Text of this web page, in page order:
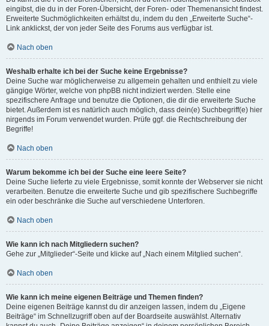
eingibst, die du in der Foren-Übersicht, der Foren- oder Themenansicht findest.
Erweiterte Suchmöglichkeiten erhältst du, indem du den „Erweiterte Suche“-
Link anklickst, der von jeder Seite des Forums aus verfügbar ist.
Nach oben
Weshalb erhalte ich bei der Suche keine Ergebnisse?
Deine Suche war möglicherweise zu allgemein gehalten und enthielt zu viele
gängige Wörter, welche von phpBB nicht indiziert werden. Stelle eine
spezifischere Anfrage und benutze die Optionen, die dir die erweiterte Suche
bietet. Außerdem ist es natürlich auch möglich, dass dein(e) Suchbegriff(e) hier
nirgends im Forum verwendet wurden. Prüfe ggf. die Rechtschreibung der
Begriffe!
Nach oben
Warum bekomme ich bei der Suche eine leere Seite?
Deine Suche lieferte zu viele Ergebnisse, somit konnte der Webserver sie nicht
verarbeiten. Benutze die erweiterte Suche und gib spezifischere Suchbegriffe
ein oder beschränke die Suche auf verschiedene Unterforen.
Nach oben
Wie kann ich nach Mitgliedern suchen?
Gehe zur „Mitglieder“-Seite und klicke auf „Nach einem Mitglied suchen“.
Nach oben
Wie kann ich meine eigenen Beiträge und Themen finden?
Deine eigenen Beiträge kannst du dir anzeigen lassen, indem du „Eigene
Beiträge“ im Schnellzugriff oben auf der Boardseite auswählst. Alternativ